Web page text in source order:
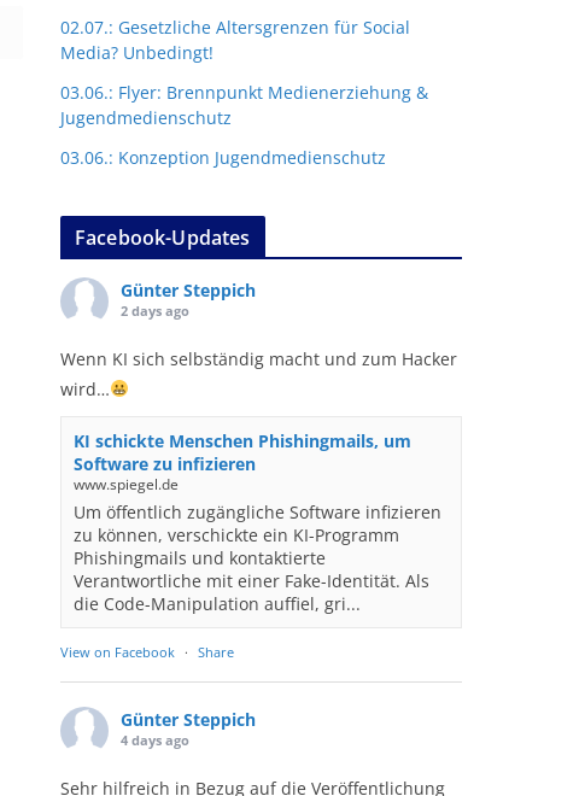
02.07.: Gesetzliche Altersgrenzen für Social
Media? Unbedingt!
03.06.: Flyer: Brennpunkt Medienerziehung &
Jugendmedienschutz
03.06.: Konzeption Jugendmedienschutz
Facebook-Updates
Günter Steppich
2 days ago
Wenn KI sich selbständig macht und zum Hacker
wird…
KI schickte Menschen Phishingmails, um
Software zu infizieren
www.spiegel.de
Um öffentlich zugängliche Software infizieren
zu können, verschickte ein KI-Programm
Phishingmails und kontaktierte
Verantwortliche mit einer Fake-Identität. Als
die Code-Manipulation auffiel, gri...
View on Facebook · Share
Günter Steppich
4 days ago
Sehr hilfreich in Bezug auf die Veröffentlichung